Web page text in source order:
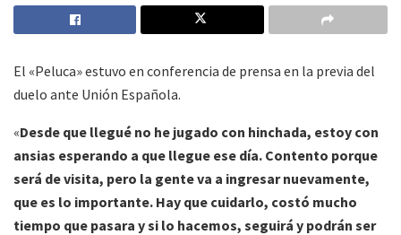
El «Peluca» estuvo en conferencia de prensa en la previa del
duelo ante Unión Española.
«Desde que llegué no he jugado con hinchada, estoy con
ansias esperando a que llegue ese día. Contento porque
será de visita, pero la gente va a ingresar nuevamente,
que es lo importante. Hay que cuidarlo, costó mucho
tiempo que pasara y si lo hacemos, seguirá y podrán ser